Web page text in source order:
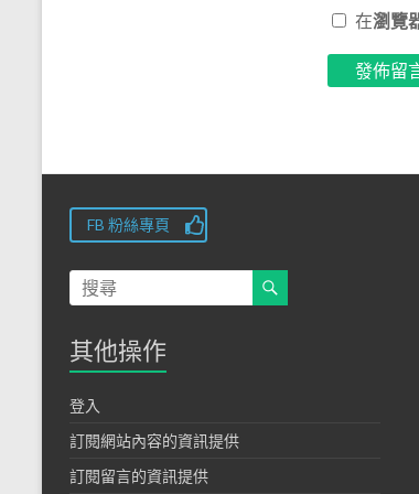
在瀏覽
FB 粉絲專頁
其他操作
登入
訂閱網站內容的資訊提供
訂閱留言的資訊提供